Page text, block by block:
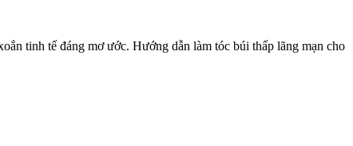
tinh tế đáng mơ ước. Hướng dẫn làm tóc búi thấp lãng mạn cho